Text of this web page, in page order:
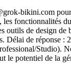
bikini.com
les fonctionnalités
outils de design de
Délai de réponse :
Studio).
le potentiel de la